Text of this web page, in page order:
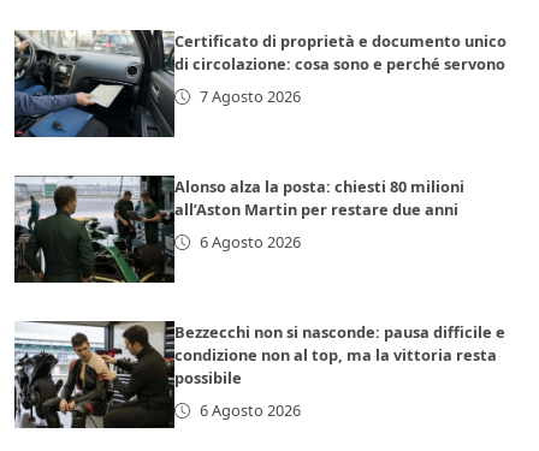
Certificato di proprietà e documento unico
di circolazione: cosa sono e perché servono
7 Agosto 2026
Alonso alza la posta: chiesti 80 milioni
all’Aston Martin per restare due anni
6 Agosto 2026
Bezzecchi non si nasconde: pausa difficile e
condizione non al top, ma la vittoria resta
possibile
6 Agosto 2026